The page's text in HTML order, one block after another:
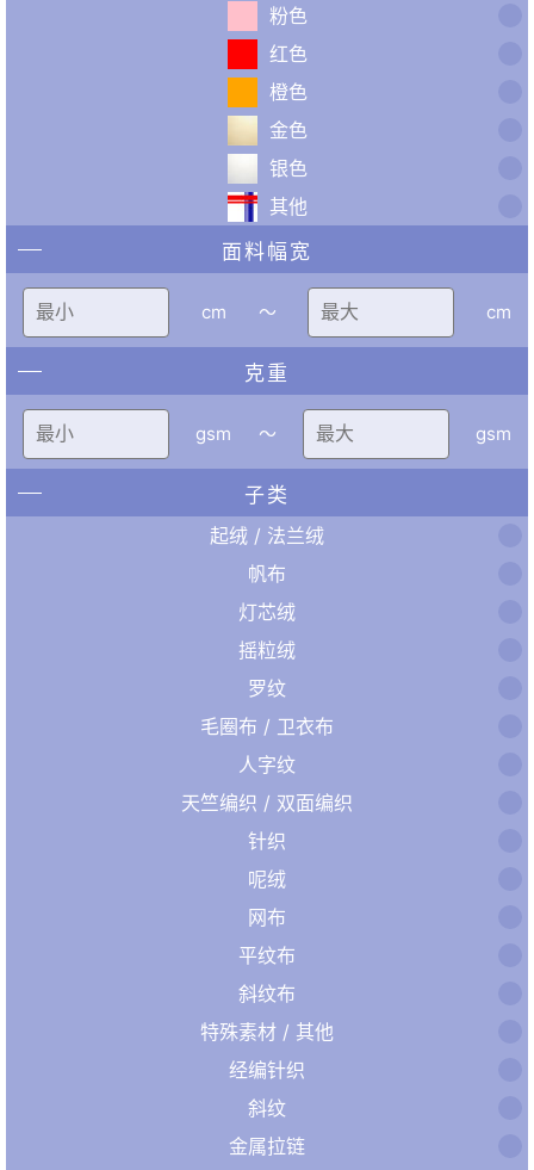
粉色
红色
橙色
金色
银色
其他
面料幅宽
cm 〜 cm
克重
gsm 〜 gsm
子类
起绒 / 法兰绒
帆布
灯芯绒
摇粒绒
罗纹
毛圈布 / 卫衣布
人字纹
天竺编织 / 双面编织
针织
呢绒
网布
平纹布
斜纹布
特殊素材 / 其他
经编针织
斜纹
金属拉链